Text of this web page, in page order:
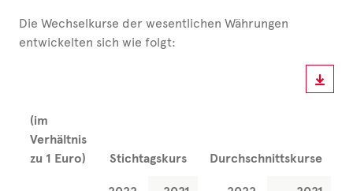
Die Wechselkurse der wesentlichen Währungen
entwickelten sich wie folgt:
(im
Verhältnis
zu 1 Euro) Stichtagskurs Durchschnittskurse